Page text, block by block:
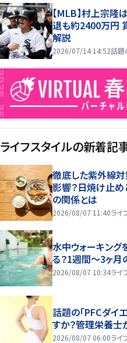
【MLB】村上宗隆
退も約2400万円
解説
2026/07/14 14:52話題
ライフスタイルの新着記
徹底した紫外線
影響？日焼け止め
の関係とは
2026/08/07 11:40ライ
水中ウォーキング
る？1週間～3ヶ月
2026/08/07 10:34ライ
話題の「PFCダイ
すか？管理栄養士
2026/08/07 06:00ライ